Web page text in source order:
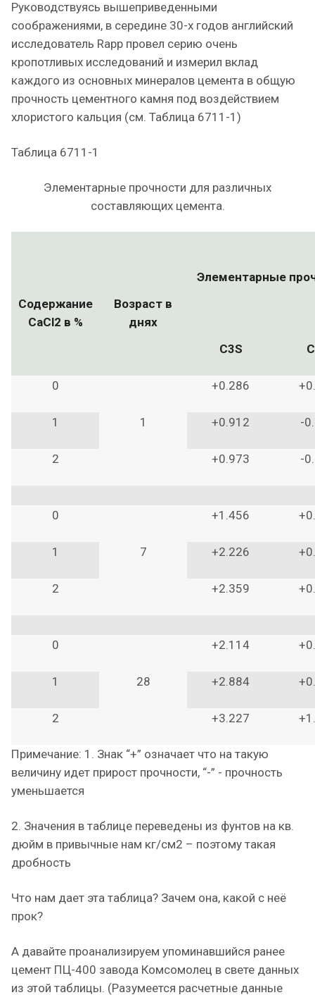
Руководствуясь вышеприведенными
соображениями, в середине 30-х годов английский
исследователь Rapp провел серию очень
кропотливых исследований и измерил вклад
каждого из основных минералов цемента в общую
прочность цементного камня под воздействием
хлористого кальция (см. Таблица 6711-1)
Таблица 6711-1
Элементарные прочности для различных
составляющих цемента.
Содержание
CaCl2 в %
Возраст в
днях
Элементарные
C3S
0
1
+0.286
1 +0.912 -
2 +0.973 -
0
7
+1.456
1 +2.226
2 +2.359
0
28
+2.114
1 +2.884
2 +3.227
Примечание: 1. Знак “+” означает что на такую
величину идет прирост прочности, “-” - прочность
уменьшается
2. Значения в таблице переведены из фунтов на кв.
дюйм в привычные нам кг/см2 – поэтому такая
дробность
Что нам дает эта таблица? Зачем она, какой с неё
прок?
А давайте проанализируем упоминавшийся ранее
цемент ПЦ-400 завода Комсомолец в свете данных
из этой таблицы. (Разумеется расчетные данные